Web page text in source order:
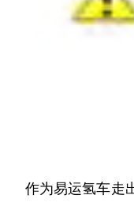
作为易运氢车走